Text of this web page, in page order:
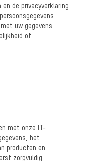
en de privacyverklaring
uw gegevens
of
met onze IT-
het
producten en
zorgvuldig.